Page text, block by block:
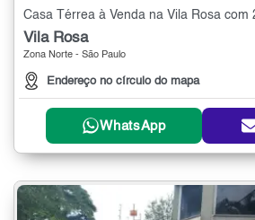
Casa Térrea à Venda na Vila Rosa com
Vila Rosa
Zona Norte - São Paulo
Endereço no círculo do mapa
WhatsApp